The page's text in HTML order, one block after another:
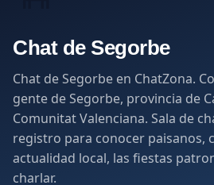
Chat de Segorbe
Chat de Segorbe en ChatZona.
gente de Segorbe, provincia de
Comunitat Valenciana. Sala de
registro para conocer paisanos,
actualidad local, las fiestas
charlar.